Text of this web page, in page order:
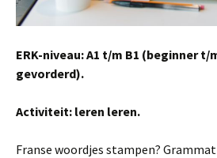
ERK-niveau: A1 t/m B1 (beginner t/
gevorderd).
Activiteit: leren leren.
Franse woordjes stampen?